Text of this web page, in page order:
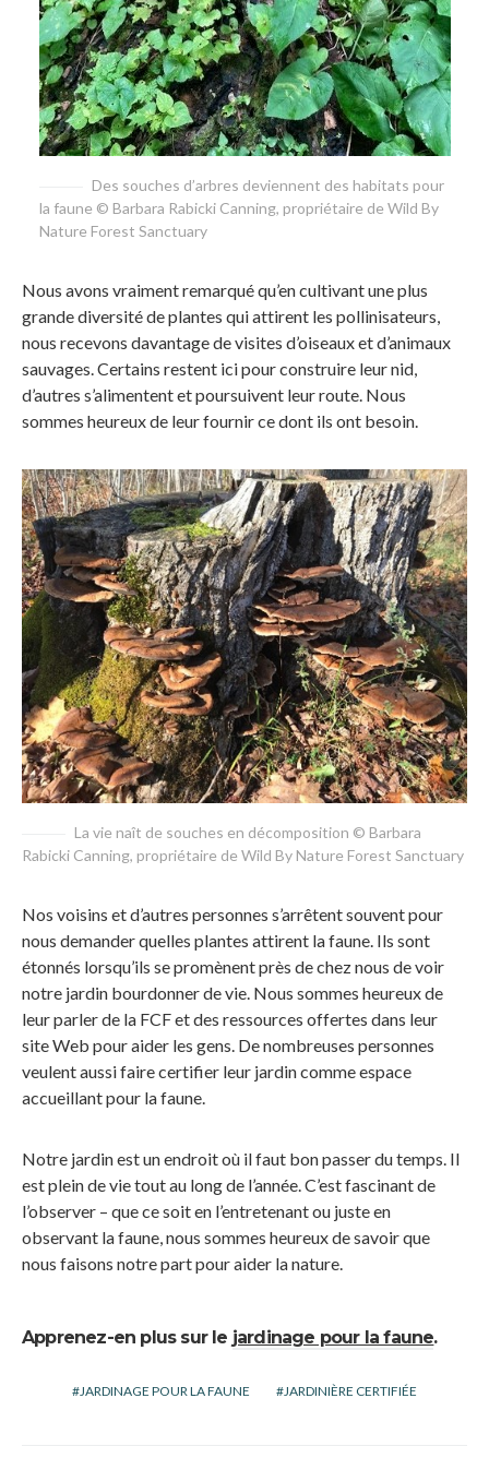
Des souches d’arbres deviennent des habitats pour
la faune © Barbara Rabicki Canning, propriétaire de Wild By
Nature Forest Sanctuary
Nous avons vraiment remarqué qu’en cultivant une plus
grande diversité de plantes qui attirent les pollinisateurs,
nous recevons davantage de visites d’oiseaux et d’animaux
sauvages. Certains restent ici pour construire leur nid,
d’autres s’alimentent et poursuivent leur route. Nous
sommes heureux de leur fournir ce dont ils ont besoin.
La vie naît de souches en décomposition © Barbara
Rabicki Canning, propriétaire de Wild By Nature Forest Sanctuary
Nos voisins et d’autres personnes s’arrêtent souvent pour
nous demander quelles plantes attirent la faune. Ils sont
étonnés lorsqu’ils se promènent près de chez nous de voir
notre jardin bourdonner de vie. Nous sommes heureux de
leur parler de la FCF et des ressources offertes dans leur
site Web pour aider les gens. De nombreuses personnes
veulent aussi faire certifier leur jardin comme espace
accueillant pour la faune.
Notre jardin est un endroit où il faut bon passer du temps. Il
est plein de vie tout au long de l’année. C’est fascinant de
l’observer – que ce soit en l’entretenant ou juste en
observant la faune, nous sommes heureux de savoir que
nous faisons notre part pour aider la nature.
Apprenez-en plus sur le jardinage pour la faune.
JARDINAGE POUR LA FAUNE JARDINIÈRE CERTIFIÉE